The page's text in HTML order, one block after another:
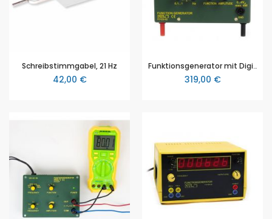
Schreibstimmgabel, 21 Hz
42,00 €
Funktionsgenerator mit Digitalanzeige "inno", von NTL (P3120-1G)
319,00 €